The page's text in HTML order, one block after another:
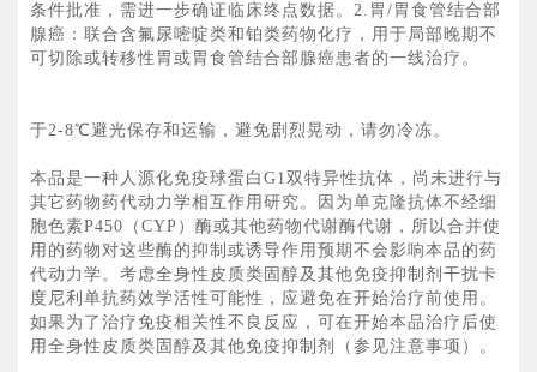
条件批准，需进一步确证临床终点数据。2.胃/胃食管结合部
腺癌：联合含氟尿嘧啶类和铂类药物化疗，用于局部晚期不
可切除或转移性胃或胃食管结合部腺癌患者的一线治疗。
于2-8℃避光保存和运输，避免剧烈晃动，请勿冷冻。
本品是一种人源化免疫球蛋白G1双特异性抗体，尚未进行与
其它药物药代动力学相互作用研究。因为单克隆抗体不经细
胞色素P450（CYP）酶或其他药物代谢酶代谢，所以合并使
用的药物对这些酶的抑制或诱导作用预期不会影响本品的药
代动力学。考虑全身性皮质类固醇及其他免疫抑制剂干扰卡
度尼利单抗药效学活性可能性，应避免在开始治疗前使用。
如果为了治疗免疫相关性不良反应，可在开始本品治疗后使
用全身性皮质类固醇及其他免疫抑制剂（参见注意事项）。